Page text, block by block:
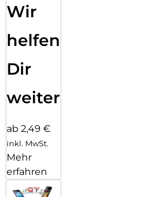
Wir
helfen
Dir
weiter
ab 2,49 €
inkl. MwSt.
Mehr
erfahren